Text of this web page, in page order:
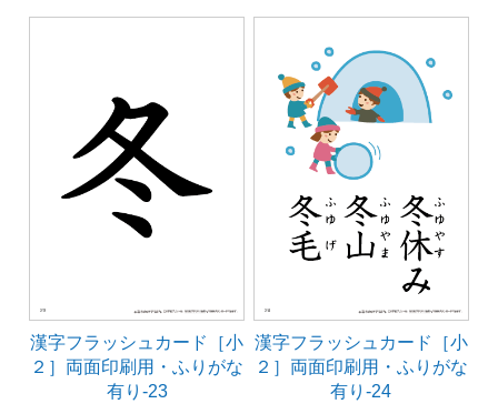
漢字フラッシュカード［小
２］両面印刷用・ふりがな
有り-23
漢字フラッシュカード［小
２］両面印刷用・ふりがな
有り-24